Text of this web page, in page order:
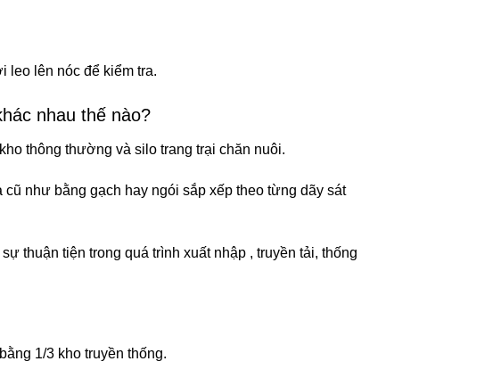
leo lên nóc để kiểm tra.
nhau thế nào?
thông thường và silo trang trại chăn nuôi.
như bằng gạch hay ngói sắp xếp theo từng dãy sát
thuận tiện trong quá trình xuất nhập , truyền tải, thống
1/3 kho truyền thống.